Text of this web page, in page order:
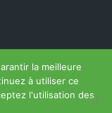
. Tous droits
soutiennent vos
et
la meilleure
à utiliser ce
l'utilisation des